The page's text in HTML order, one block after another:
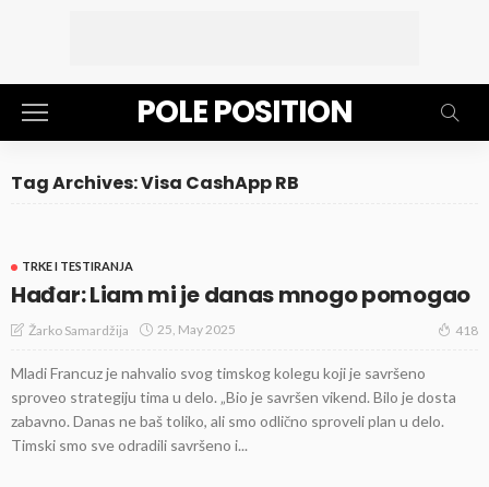
POLE POSITION
Tag Archives: Visa CashApp RB
TRKE I TESTIRANJA
Hađar: Liam mi je danas mnogo pomogao
Žarko Samardžija 25, May 2025 418
Mladi Francuz je nahvalio svog timskog kolegu koji je savršeno
sproveo strategiju tima u delo. „Bio je savršen vikend. Bilo je dosta
zabavno. Danas ne baš toliko, ali smo odlično sproveli plan u delo.
Timski smo sve odradili savršeno i...